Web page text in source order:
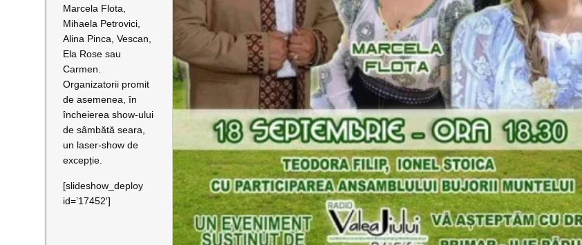
Marcela Flota,
Mihaela Petrovici,
Alina Pinca, Vescan,
Ela Rose sau
Carmen.
Organizatorii promit
de asemenea, în
încheierea show-ului
de sâmbătă seara,
un laser-show de
excepție.
[slideshow_deploy
id=’17452′]